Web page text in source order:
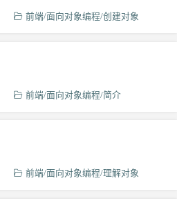
前端 面向对象编程 创建对象
前端 面向对象编程 简介
前端 面向对象编程 理解对象